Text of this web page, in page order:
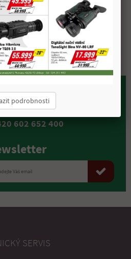
Možnost
osobního odběru
Kvalitní
materiál
602 652 400
SERVIS
podrobnosti